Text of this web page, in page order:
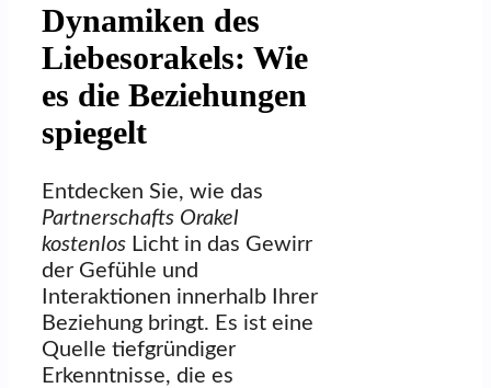
Dynamiken des
Liebesorakels: Wie
es die Beziehungen
spiegelt
Entdecken Sie, wie das
Partnerschafts Orakel
kostenlos Licht in das Gewirr
der Gefühle und
Interaktionen innerhalb Ihrer
Beziehung bringt. Es ist eine
Quelle tiefgründiger
Erkenntnisse, die es